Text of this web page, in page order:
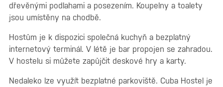
dřevěnými podlahami a posezením. Koupelny a toalety
jsou umístěny na chodbě.
Hostům je k dispozici společná kuchyň a bezplatný
internetový terminál. V létě je bar propojen se zahradou.
V hostelu si můžete zapůjčit deskové hry a karty.
Nedaleko lze využít bezplatné parkoviště. Cuba Hostel je